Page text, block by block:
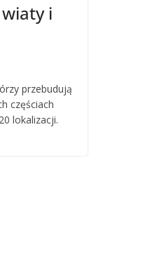
i
przebudują
częściach
lokalizacji.